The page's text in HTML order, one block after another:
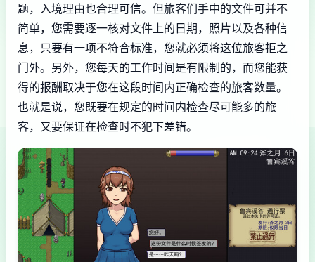
题，入境理由也合理可信。但旅客们手中的文件可并不
简单，您需要逐一核对文件上的日期，照片以及各种信
息，只要有一项不符合标准，您就必须将这位旅客拒之
门外。另外，您每天的工作时间是有限制的，而您能获
得的报酬取决于您在这段时间内正确检查的旅客数量。
也就是说，您既要在规定的时间内检查尽可能多的旅
客，又要保证在检查时不犯下差错。